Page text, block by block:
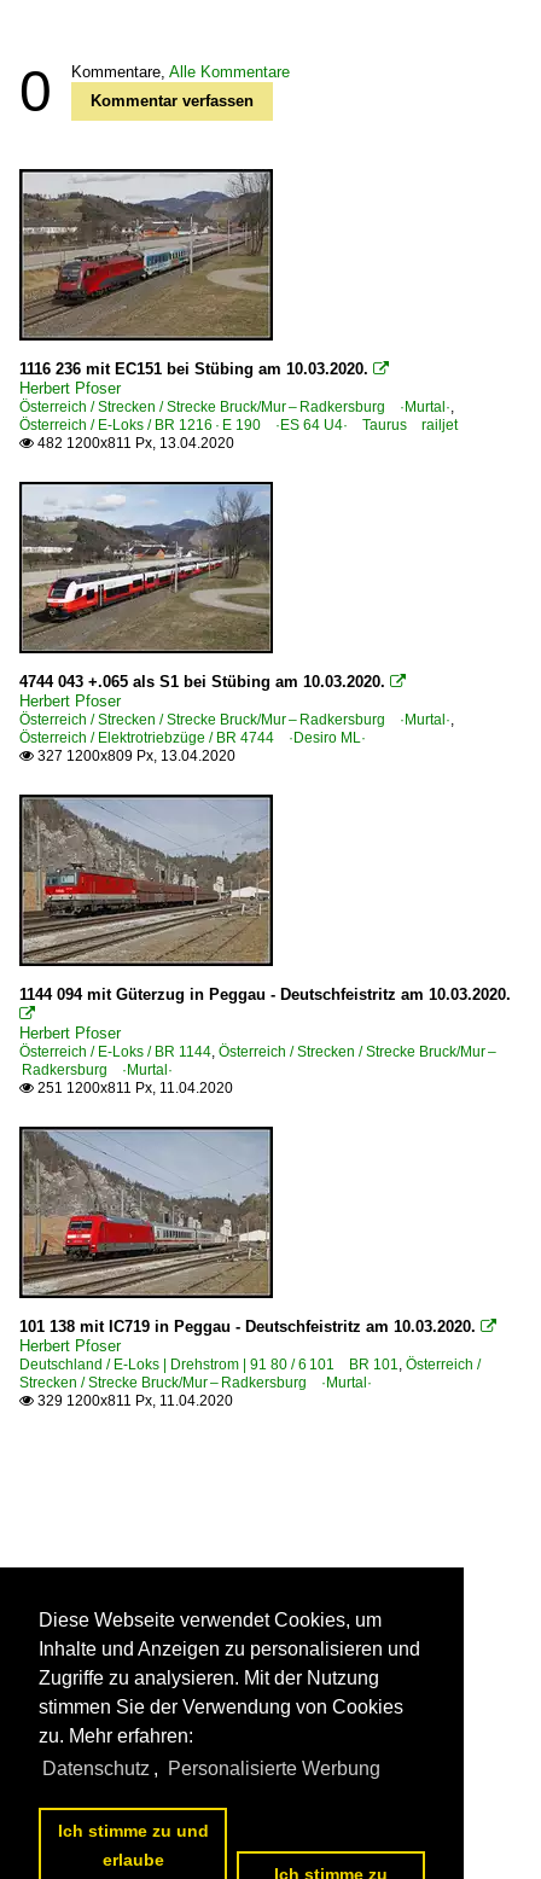
0 Kommentare, Alle Kommentare
Kommentar verfassen
1116 236 mit EC151 bei Stübing am 10.03.2020. 
Herbert Pfoser
Österreich / Strecken / Strecke Bruck/Mur – Radkersburg ·Murtal·
Österreich / E-Loks / BR 1216 · E 190 ·ES 64 U4· Taurus railjet
 482 1200x811 Px, 13.04.2020
4744 043 +.065 als S1 bei Stübing am 10.03.2020. 
Herbert Pfoser
Österreich / Strecken / Strecke Bruck/Mur – Radkersburg ·Murtal·
Österreich / Elektrotriebzüge / BR 4744 ·Desiro ML·
 327 1200x809 Px, 13.04.2020
1144 094 mit Güterzug in Peggau - Deutschfeistritz am 10.03.2020.

Herbert Pfoser
Österreich / E-Loks / BR 1144 Österreich / Strecken / Strecke Bruck/Mur –
Radkersburg ·Murtal·
 251 1200x811 Px, 11.04.2020
101 138 mit IC719 in Peggau - Deutschfeistritz am 10.03.2020. 
Herbert Pfoser
Deutschland / E-Loks | Drehstrom | 91 80 / 6 101 BR 101
Österreich /
Strecken / Strecke Bruck/Mur – Radkersburg ·Murtal·
 329 1200x811 Px, 11.04.2020
Diese Webseite verwendet Cookies, um
Inhalte und Anzeigen zu personalisieren und
Zugriffe zu analysieren. Mit der Nutzung
stimmen Sie der Verwendung von Cookies
zu. Mehr erfahren:
Datenschutz , Personalisierte Werbung
Ich stimme zu und
erlaube
Ich stimme zu